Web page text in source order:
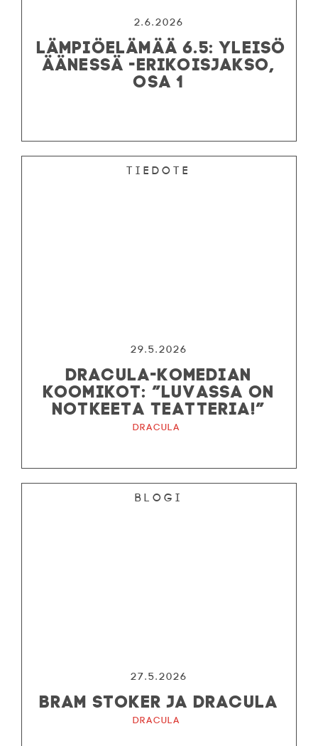
2.6.2026
LÄMPIÖELÄMÄÄ 6.5: YLEISÖ
ÄÄNESSÄ -ERIKOISJAKSO,
OSA 1
Tiedote
29.5.2026
DRACULA-KOMEDIAN
KOOMIKOT: ”LUVASSA ON
NOTKEETA TEATTERIA!”
Dracula
Blogi
27.5.2026
BRAM STOKER JA DRACULA
Dracula